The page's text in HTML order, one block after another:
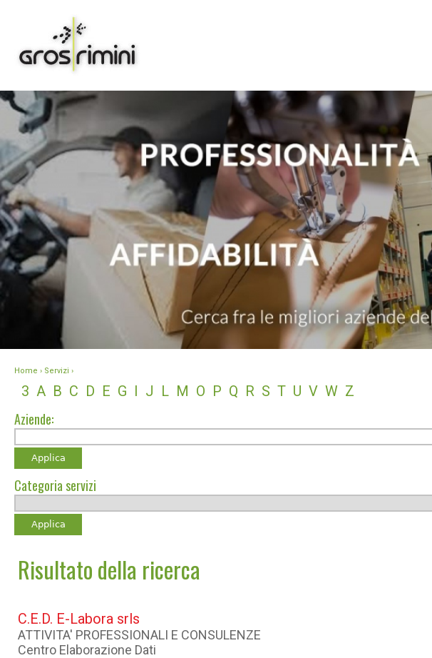
Home › Servizi ›
3 A B C D E G I J L M O P Q R S T U V W Z
Aziende:
Categoria servizi
Risultato della ricerca
C.E.D. E-Labora srls
ATTIVITA' PROFESSIONALI E CONSULENZE
Centro Elaborazione Dati